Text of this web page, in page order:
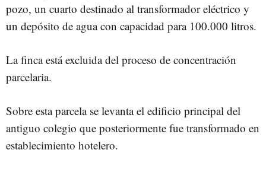
pozo, un cuarto destinado al transformador eléctrico y
un depósito de agua con capacidad para 100.000 litros.
La finca está excluida del proceso de concentración
parcelaria.
Sobre esta parcela se levanta el edificio principal del
antiguo colegio que posteriormente fue transformado en
establecimiento hotelero.